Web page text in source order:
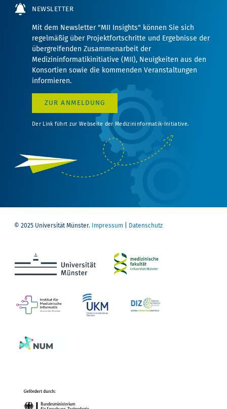
NEWSLETTER
Mit dem Newsletter "MII Insights" können Sie sich
regelmäßig über Projektfortschritte und Ergebnisse der
übergreifenden Zusammenarbeit der
Medizininformatikinitiative (MII), Neuigkeiten aus den
Konsortien sowie die kommenden Veranstaltungen
informieren.
ZUR ANMELDUNG
Der Link führt zur Webseite der Medizininformatik-Initiative.
© 2025 Universität Münster. Impressum Datenschutz